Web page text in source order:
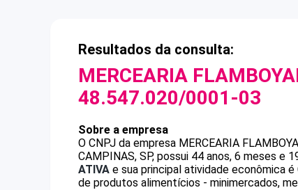
Resultados da consulta:
MERCEARIA
48.547.020/0001-03
Sobre a empresa
O CNPJ da empresa MERCEARIA
CAMPINAS, SP, possui 44 anos, 6 meses e
ATIVA e sua principal atividade econômica
de produtos alimentícios - minimercados,